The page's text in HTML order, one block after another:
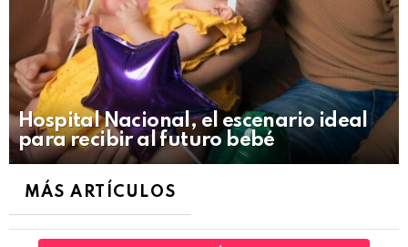
Hospital Nacional, el escenario ideal
para recibir al futuro bebé
MÁS ARTÍCULOS